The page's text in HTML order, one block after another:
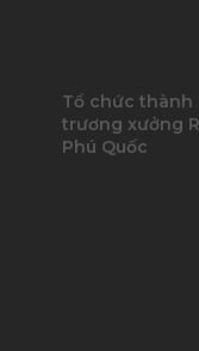
Tổ chức thành
trương xưởng
Phú Quốc